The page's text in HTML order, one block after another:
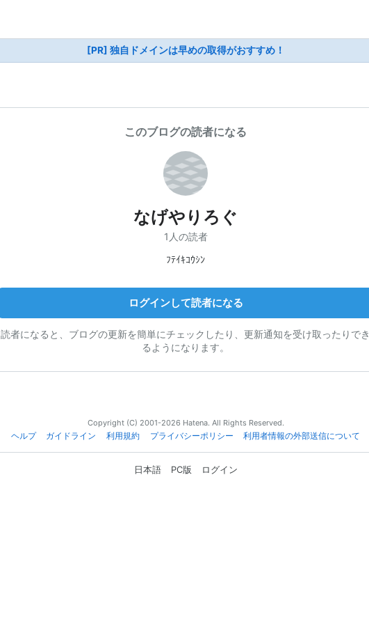
[PR] 独自ドメインは早めの取得がおすすめ！
このブログの読者になる
なげやりろぐ
1人の読者
ﾌﾃｲｷｺｳｼﾝ
ログインして読者になる
読者になると、ブログの更新を簡単にチェックしたり、更新通知を受け取ったりでき
るようになります。
Copyright (C) 2001-2026 Hatena. All Rights Reserved.
ヘルプ
ガイドライン 利用規約 プライバシーポリシー 利用者情報の外部送信について
日本語 PC版 ログイン